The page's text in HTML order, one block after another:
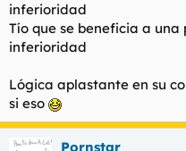
inferioridad
Tío que se beneficia a
inferioridad
Lógica aplastante en su
si eso
Pornstar